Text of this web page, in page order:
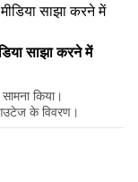
साझा करने में
किया।
के विवरण।